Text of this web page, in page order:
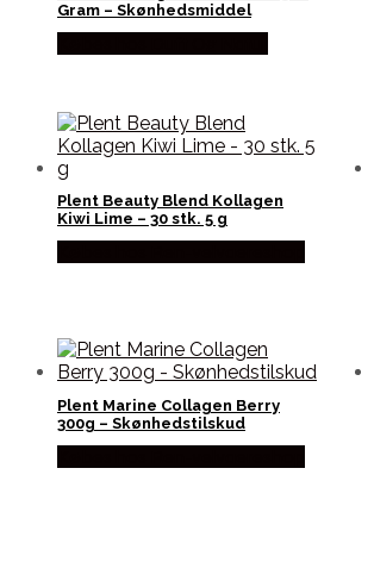
Gram – Skønhedsmiddel
Plent Beauty Blend Kollagen
Kiwi Lime – 30 stk. 5 g
Plent Marine Collagen Berry
300g – Skønhedstilskud